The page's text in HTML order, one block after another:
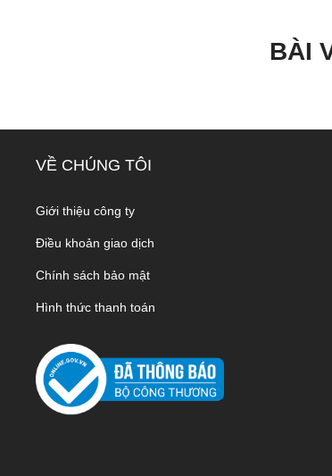
BÀI
VỀ CHÚNG TÔI
Giới thiệu công ty
Điều khoản giao dịch
Chính sách bảo mật
Hình thức thanh toán